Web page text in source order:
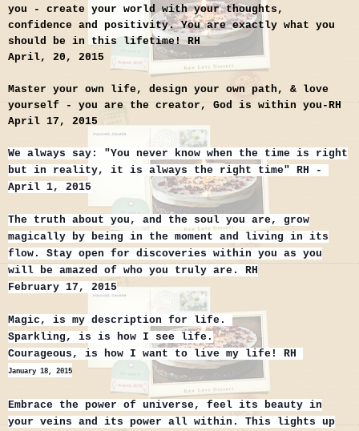
you - create your world with your thoughts,
confidence and positivity. You are exactly what you
should be in this lifetime! RH
April, 20, 2015
Master your own life, design your own path, & love
yourself - you are the creator, God is within you-RH
April 17, 2015
We always say: "You never know when the time is right
but in reality, it is always the right time" RH -
April 1, 2015
The truth about you, and the soul you are, grow
magically by being in the moment and living in its
flow. Stay open for discoveries within you as you
will be amazed of who you truly are. RH
February 17, 2015
Magic, is my description for life.
Sparkling, is is how I see life.
Courageous, is how I want to live my life! RH
January 18, 2015
Embrace the power of universe, feel its beauty in
your veins and its power all within. This lights up